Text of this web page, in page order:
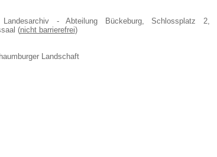
Landesarchiv - Abteilung Bückeburg, Schlossplatz 2,
(nicht barrierefrei)
Landschaft